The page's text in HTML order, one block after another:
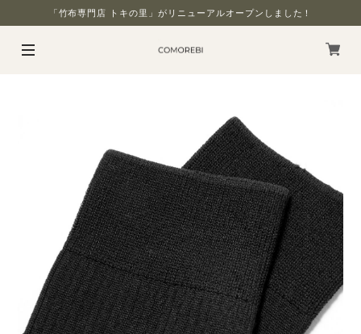
「竹布専門店 トキの里」がリニューアルオープンしました！